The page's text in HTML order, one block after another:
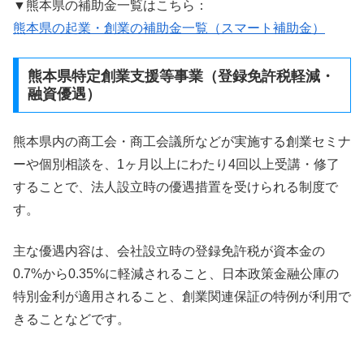
▼熊本県の補助金一覧はこちら：
熊本県の起業・創業の補助金一覧（スマート補助金）
熊本県特定創業支援等事業（登録免許税軽減・
融資優遇）
熊本県内の商工会・商工会議所などが実施する創業セミナ
ーや個別相談を、1ヶ月以上にわたり4回以上受講・修了
することで、法人設立時の優遇措置を受けられる制度で
す。
主な優遇内容は、会社設立時の登録免許税が資本金の
0.7%から0.35%に軽減されること、日本政策金融公庫の
特別金利が適用されること、創業関連保証の特例が利用で
きることなどです。